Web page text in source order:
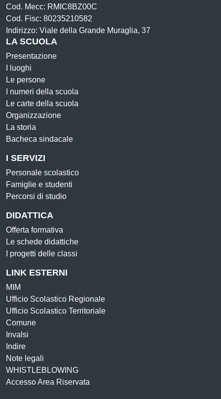
Cod. Mecc: RMIC8BZ00C
Cod. Fisc: 80235210582
Indirizzo: Viale della Grande Muraglia, 37
LA SCUOLA
Presentazione
I luoghi
Le persone
I numeri della scuola
Le carte della scuola
Organizzazione
La storia
Bacheca sindacale
I SERVIZI
Personale scolastico
Famiglie e studenti
Percorsi di studio
DIDATTICA
Offerta formativa
Le schede didattiche
I progetti delle classi
LINK ESTERNI
MIM
Ufficio Scolastico Regionale
Ufficio Scolastico Territoriale
Comune
Invalsi
Indire
Note legali
WHISTLEBLOWING
Accesso Area Riservata